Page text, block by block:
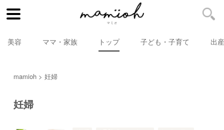
美容 ママ・家族 トップ 子ども・子育て 出
mamioh 妊婦
妊婦